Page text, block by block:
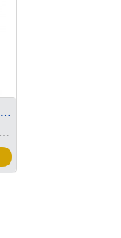
ถังกระดาษขอบพลาสติก ขนาด 56 ซม.